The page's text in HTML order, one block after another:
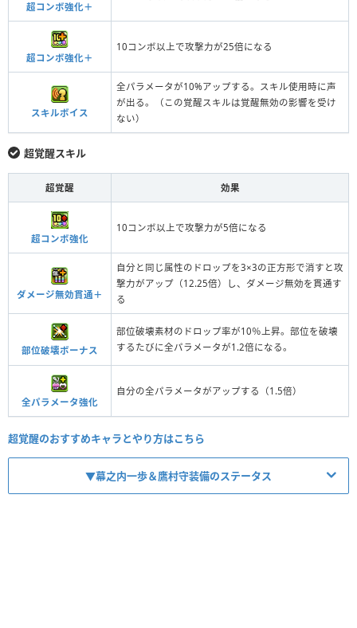
超コンボ強化＋
超コンボ強化＋
10コンボ以上で攻撃力が25倍になる
スキルボイス
全パラメータが10%アップする。スキル使用時に声
が出る。（この覚醒スキルは覚醒無効の影響を受け
ない）
超覚醒スキル
超覚醒 効果
超コンボ強化
10コンボ以上で攻撃力が5倍になる
ダメージ無効貫通＋
自分と同じ属性のドロップを3×3の正方形で消すと攻
撃力がアップ（12.25倍）し、ダメージ無効を貫通す
る
部位破壊ボーナス
部位破壊素材のドロップ率が10％上昇。部位を破壊
するたびに全パラメータが1.2倍になる。
全パラメータ強化
自分の全パラメータがアップする（1.5倍）
超覚醒のおすすめキャラとやり方はこちら
▼幕之内一歩＆鷹村守装備のステータス